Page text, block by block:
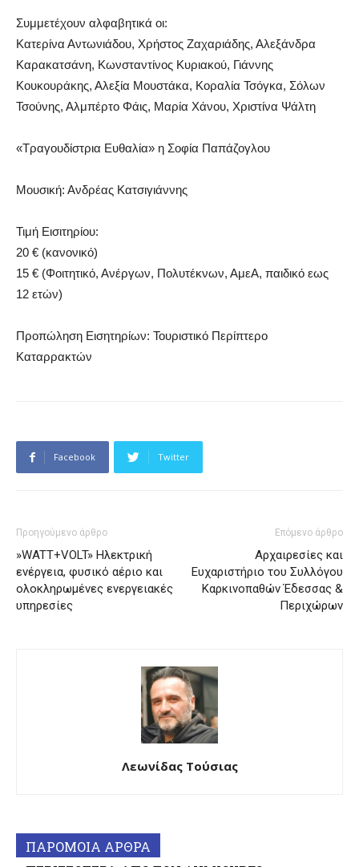
Συμμετέχουν αλφαβητικά οι:
Κατερίνα Αντωνιάδου, Χρήστος Ζαχαριάδης, Αλεξάνδρα
Καρακατσάνη, Κωνσταντίνος Κυριακού, Γιάννης
Κουκουράκης, Αλεξία Μουστάκα, Κοραλία Τσόγκα, Σόλων
Τσούνης, Αλμπέρτο Φάις, Μαρία Χάνου, Χριστίνα Ψάλτη
«Τραγουδίστρια Ευθαλία» η Σοφία Παπάζογλου
Μουσική: Ανδρέας Κατσιγιάννης
Τιμή Εισιτηρίου:
20 € (κανονικό)
15 € (Φοιτητικό, Ανέργων, Πολυτέκνων, ΑμεΑ, παιδικό εως
12 ετών)
Προπώληση Εισητηρίων: Τουριστικό Περίπτερο
Καταρρακτών
Facebook Twitter
Προηγούμενο άρθρο
»WATT+VOLT» Ηλεκτρική
ενέργεια, φυσικό αέριο και
ολοκληρωμένες ενεργειακές
υπηρεσίες
Επόμενο άρθρο
Αρχαιρεσίες και
Ευχαριστήριο του Συλλόγου
Καρκινοπαθών Έδεσσας &
Περιχώρων
Λεωνίδας Τούσιας
ΠΑΡΟΜΟΙΑ ΑΡΘΡΑ